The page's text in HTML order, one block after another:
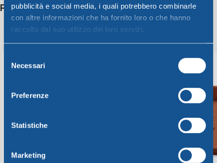
pubblicità e social media, i quali potrebbero combinarle
con altre informazioni che ha fornito loro o che hanno
raccolto dal suo utilizzo dei loro servizi.
delNecessari
Preferenze
Statistiche
Marketing
Potrebbero interessarti anche